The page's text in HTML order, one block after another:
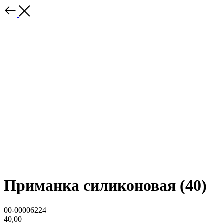
Приманка силиконовая (40)
00-00006224
40,00